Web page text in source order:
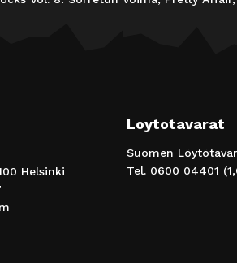
Helsinki
Loytotavarat
Suomen
Tel. 0600 04401